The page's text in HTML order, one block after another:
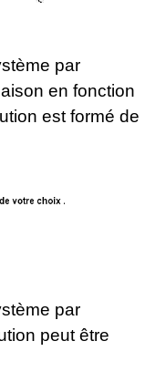
par
en fonction
est formé de
par
peut être